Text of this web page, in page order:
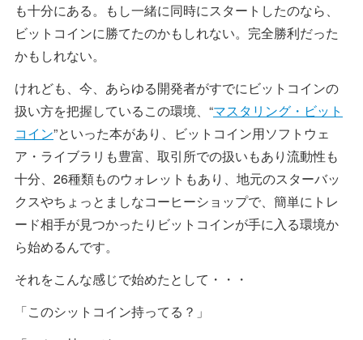
も十分にある。もし一緒に同時にスタートしたのなら、
ビットコインに勝てたのかもしれない。完全勝利だった
かもしれない。
けれども、今、あらゆる開発者がすでにビットコインの
扱い方を把握しているこの環境、“マスタリング・ビット
コイン”といった本があり、ビットコイン用ソフトウェ
ア・ライブラリも豊富、取引所での扱いもあり流動性も
十分、26種類ものウォレットもあり、地元のスターバッ
クスやちょっとましなコーヒーショップで、簡単にトレ
ード相手が見つかったりビットコインが手に入る環境か
ら始めるんです。
それをこんな感じで始めたとして・・・
「このシットコイン持ってる？」